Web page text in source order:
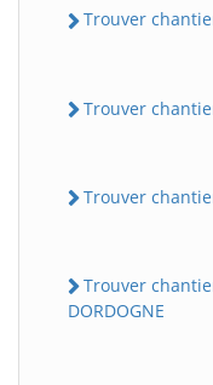
Trouver
Trouver
Trouver
Trouver
DORDOGNE